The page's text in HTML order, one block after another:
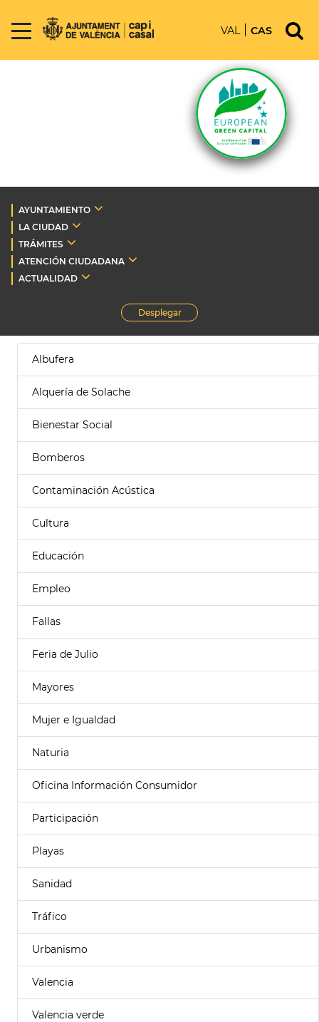
VAL CAS
AYUNTAMIENTO
LA CIUDAD
TRÁMITES
ATENCIÓN CIUDADANA
ACTUALIDAD
Desplegar
Albufera
Alquería de Solache
Bienestar Social
Bomberos
Contaminación Acústica
Cultura
Educación
Empleo
Fallas
Feria de Julio
Mayores
Mujer e Igualdad
Naturia
Oficina Información Consumidor
Participación
Playas
Sanidad
Tráfico
Urbanismo
Valencia
Valencia verde